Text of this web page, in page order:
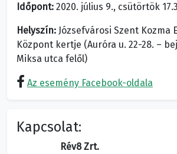
Időpont: 2020. július 9., csütörtök
Helyszín: Józsefvárosi Szent Kozma
Központ kertje (Auróra u. 22-28. –
Miksa utca felől)
Az esemény Facebook-oldala
Kapcsolat:
Rév8 Zrt.